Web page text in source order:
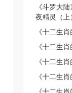
《斗罗大
夜精灵（上
《十二生
《十二生
《十二生
《十二生